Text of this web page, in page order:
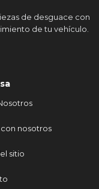
de desguace con
de tu vehículo.
con nosotros
sitio